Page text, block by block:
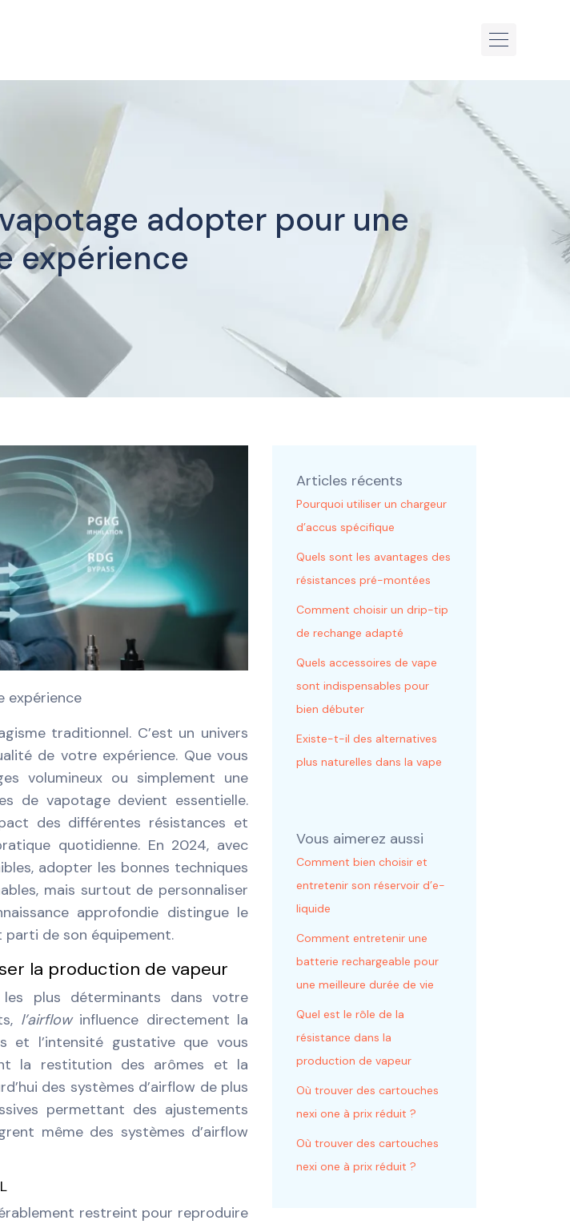
adopter pour une
expérience
expérience
traditionnel. C’est un univers
de votre expérience. Que vous
volumineux ou simplement une
de vapotage devient essentielle.
des différentes résistances et
quotidienne. En 2024, avec
adopter les bonnes techniques
mais surtout de personnaliser
approfondie distingue le
de son équipement.
la production de vapeur
plus déterminants dans votre
l’airflowinfluence directement la
et l’intensité gustative que vous
la restitution des arômes et la
des systèmes d’airflow de plus
permettant des ajustements
même des systèmes d’airflow
restreint pour reproduire
Articles récents
Pourquoi utiliser un chargeur
d’accus spécifique
Quels sont les avantages des
résistances pré-montées
Comment choisir un drip-tip
de rechange adapté
Quels accessoires de vape
sont indispensables pour
bien débuter
Existe-t-il des alternatives
plus naturelles dans la vape
Vous aimerez aussi
Comment bien choisir et
entretenir son réservoir d’e-
liquide
Comment entretenir une
batterie rechargeable pour
une meilleure durée de vie
Quel est le rôle de la
résistance dans la
production de vapeur
Où trouver des cartouches
nexi one à prix réduit ?
Où trouver des cartouches
nexi one à prix réduit ?